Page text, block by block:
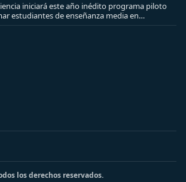
iniciará este año inédito programa piloto
estudiantes de enseñanza media en
los derechos reservados.